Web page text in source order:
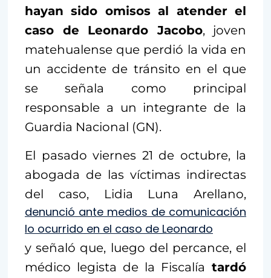
hayan sido omisos al atender el
caso de Leonardo Jacobo, joven
matehualense que perdió la vida en
un accidente de tránsito en el que
se señala como principal
responsable a un integrante de la
Guardia Nacional (GN).
El pasado viernes 21 de octubre, la
abogada de las víctimas indirectas
del caso, Lidia Luna Arellano,
denunció ante medios de comunicación
lo ocurrido en el caso de Leonardo
y señaló que, luego del percance, el
médico legista de la Fiscalía tardó